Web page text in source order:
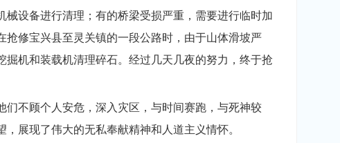
设备进行清理；有的桥梁受损严重，需要进行临时加
修宝兴县至灵关镇的一段公路时，由于山体滑坡严
机和装载机清理碎石。经过几天几夜的努力，终于抢
不顾个人安危，深入灾区，与时间赛跑，与死神较
展现了伟大的无私奉献精神和人道主义情怀。